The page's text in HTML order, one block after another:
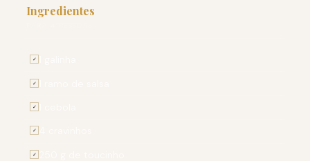
Ingredientes
✓
✓
✓
✓
✓